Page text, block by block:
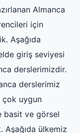
Almanca
için
Aşağıda
giriş seviyesi
derslerimizdir.
derslerimiz
uygun
basit ve görsel
Aşağıda ülkemiz